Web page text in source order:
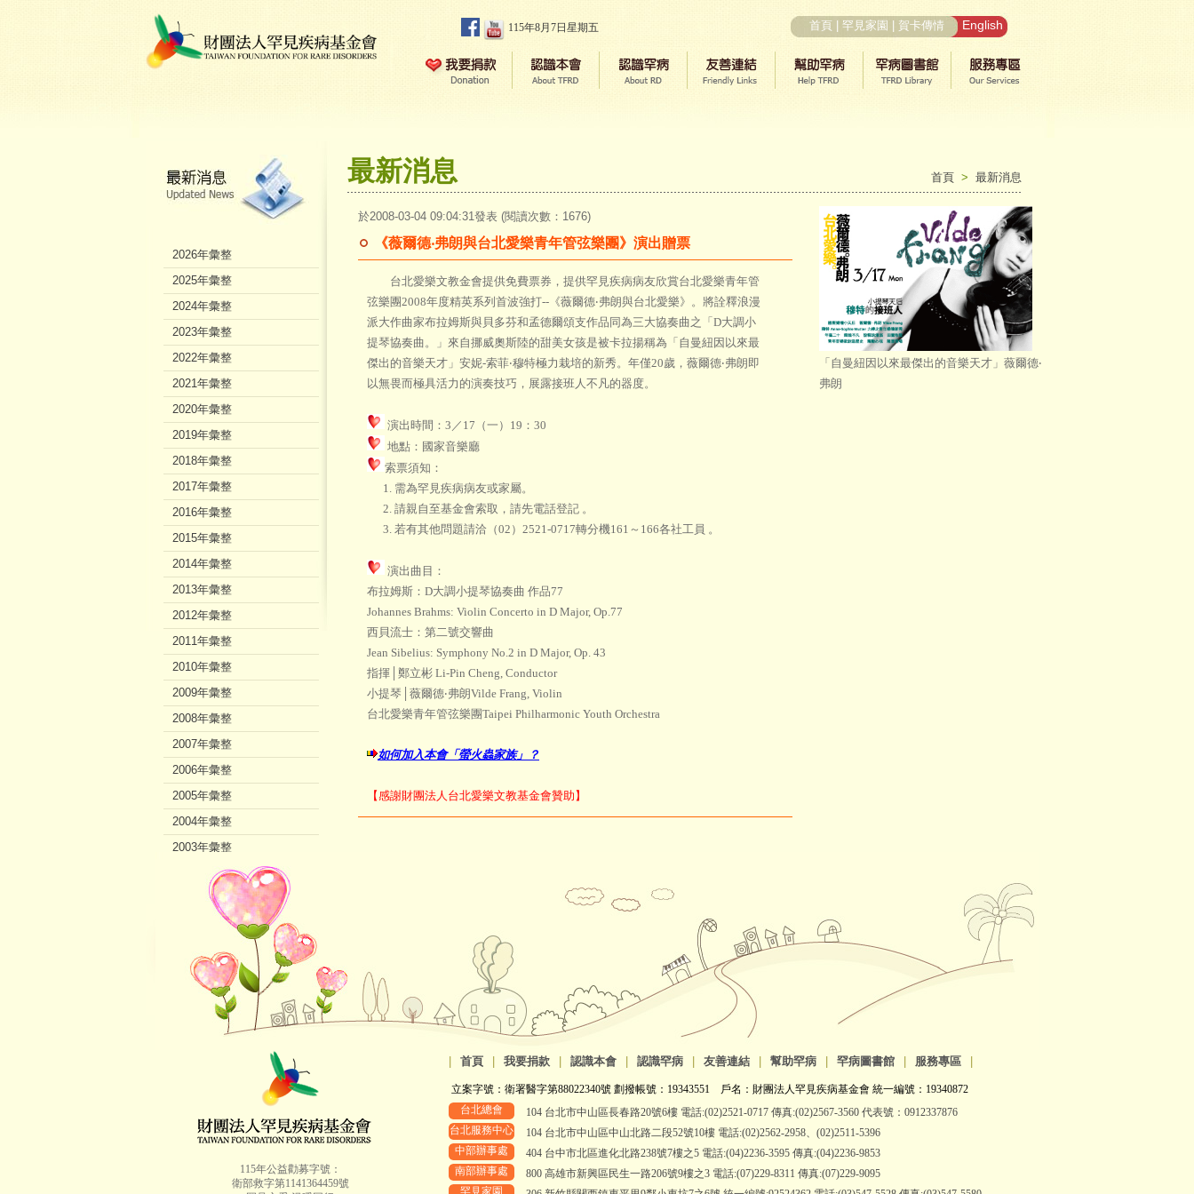
115年8月7日星期五 首頁 罕見家園 賀卡傳情 English
最新消息 首頁 > 最新消息
於2008-03-04 09:04:31發表 (閱讀次數：1676)
《薇爾德‧弗朗與台北愛樂青年管弦樂團》演出贈票
台北愛樂文教金會提供免費票券，提供罕見疾病病友欣賞台北愛樂青年管
弦樂團2008年度精英系列首波強打--《薇爾德‧弗朗與台北愛樂》。將詮釋浪漫
派大作曲家布拉姆斯與貝多芬和孟德爾頌支作品同為三大協奏曲之「D大調小
提琴協奏曲。」來自挪威奧斯陸的甜美女孩是被卡拉揚稱為「自曼紐因以來最
傑出的音樂天才」安妮-索菲‧穆特極力栽培的新秀。年僅20歲，薇爾德‧弗朗即
以無畏而極具活力的演奏技巧，展露接班人不凡的器度。
演出時間：3／17（一）19：30
地點：國家音樂廳
索票須知：
1. 需為罕見疾病病友或家屬。
2. 請親自至基金會索取，請先電話登記 。
3. 若有其他問題請洽（02）2521-0717轉分機161～166各社工員 。
演出曲目：
布拉姆斯：D大調小提琴協奏曲 作品77
Johannes Brahms: Violin Concerto in D Major, Op.77
西貝流士：第二號交響曲
Jean Sibelius: Symphony No.2 in D Major, Op. 43
指揮│鄭立彬 Li-Pin Cheng, Conductor
小提琴│薇爾德‧弗朗Vilde Frang, Violin
台北愛樂青年管弦樂團Taipei Philharmonic Youth Orchestra
如何加入本會「螢火蟲家族」？
【感謝財團法人台北愛樂文教基金會贊助】
「自曼紐因以來最傑出的音樂天才」薇爾德‧
弗朗
2026年彙整
2025年彙整
2024年彙整
2023年彙整
2022年彙整
2021年彙整
2020年彙整
2019年彙整
2018年彙整
2017年彙整
2016年彙整
2015年彙整
2014年彙整
2013年彙整
2012年彙整
2011年彙整
2010年彙整
2009年彙整
2008年彙整
2007年彙整
2006年彙整
2005年彙整
2004年彙整
2003年彙整
2002年彙整
115年公益勸募字號：
衛部救字第1141364459號
首頁 我要捐款 認識本會 認識罕病 友善連結 幫助罕病 罕病圖書館 服務專區
立案字號：衛署醫字第88022340號 劃撥帳號：19343551 戶名：財團法人罕見疾病基金會 統一編號：19340872
台北總會
104 台北市中山區長春路20號6樓 電話:(02)2521-0717 傳真:(02)2567-3560 代表號：0912337876
台北服務中心
104 台北市中山區中山北路二段52號10樓 電話:(02)2562-2958、(02)2511-5396
中部辦事處
404 台中市北區進化北路238號7樓之5 電話:(04)2236-3595 傳真:(04)2236-9853
南部辦事處
800 高雄市新興區民生一路206號9樓之3 電話:(07)229-8311 傳真:(07)229-9095
罕見家園